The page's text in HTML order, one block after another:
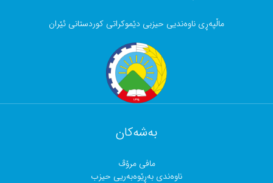
ماڵپەڕی ناوەندیی حیزبی دێموکراتی کوردستانی ئێران
بەشەکان
مافی مرۆڤ
ناوەندی بەڕێوەبەریی حیزب